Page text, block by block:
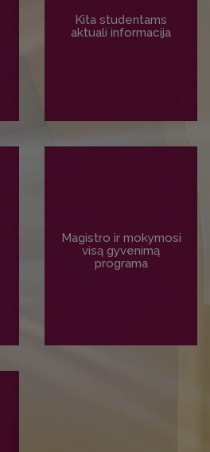
Kita studentams
aktuali informacija
Magistro ir mokymosi
visą gyvenimą
programa